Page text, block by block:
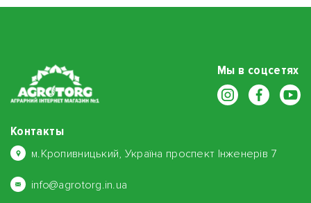
Мы в соцсетях
Контакты
м.Кропивницький, Україна проспект Інженерів 7
info@agrotorg.in.ua